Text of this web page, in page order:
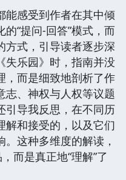
能感受到作者在其中倾
“提问-回答”模式，而
方式，引导读者逐步深
失乐园》时，指南并没
，而是细致地剖析了作
志、神权与人权等议题
引导我反思，在不同历
解和接受的，以及它们
这种多维度的解读，
而是真正地“理解”了